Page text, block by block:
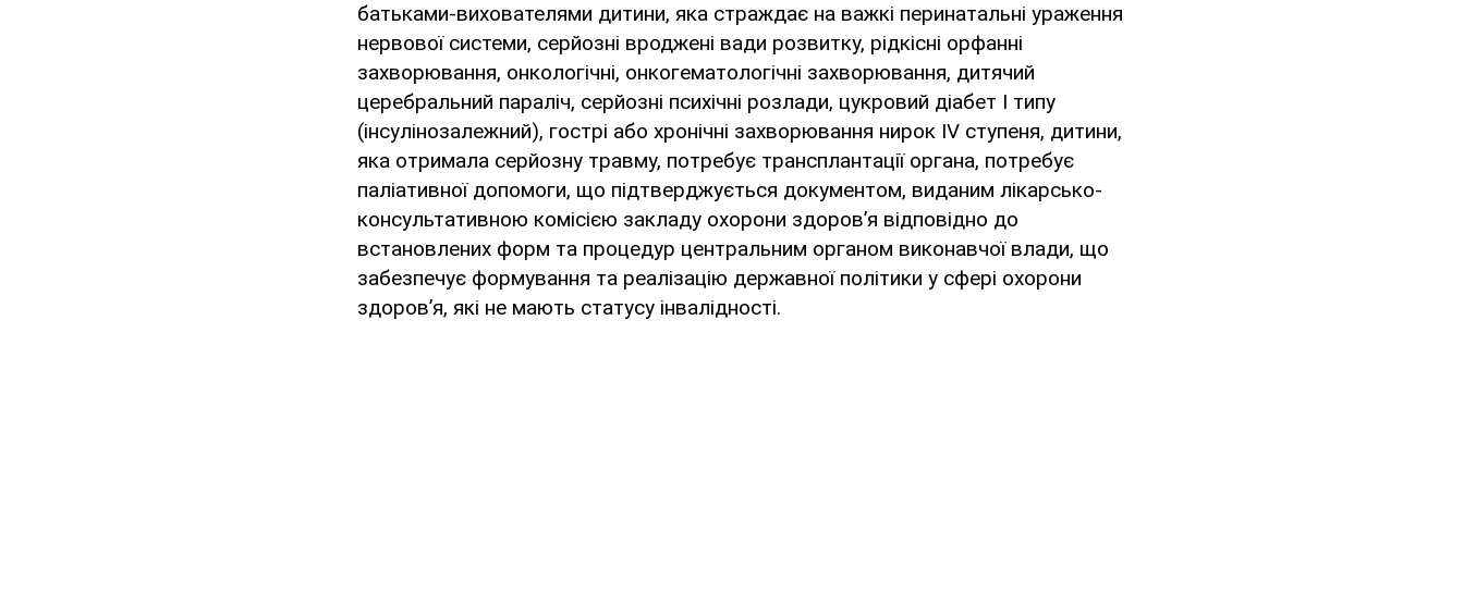
батьками-вихователями дитини, яка страждає на важкі перинатальні ураження
нервової системи, серйозні вроджені вади розвитку, рідкісні орфанні
захворювання, онкологічні, онкогематологічні захворювання, дитячий
церебральний параліч, серйозні психічні розлади, цукровий діабет I типу
(інсулінозалежний), гострі або хронічні захворювання нирок IV ступеня, дитини,
яка отримала серйозну травму, потребує трансплантації органа, потребує
паліативної допомоги, що підтверджується документом, виданим лікарсько-
консультативною комісією закладу охорони здоров’я відповідно до
встановлених форм та процедур центральним органом виконавчої влади, що
забезпечує формування та реалізацію державної політики у сфері охорони
здоров’я, які не мають статусу інвалідності.